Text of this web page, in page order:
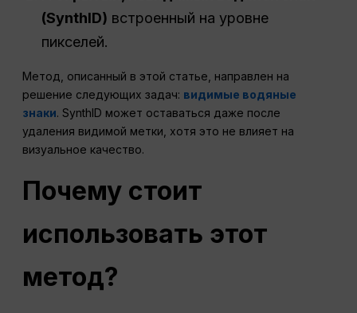
(SynthID) встроенный на уровне
пикселей.
Метод, описанный в этой статье, направлен на
решение следующих задач: видимые водяные
знаки. SynthID может оставаться даже после
удаления видимой метки, хотя это не влияет на
визуальное качество.
Почему стоит
использовать этот
метод?